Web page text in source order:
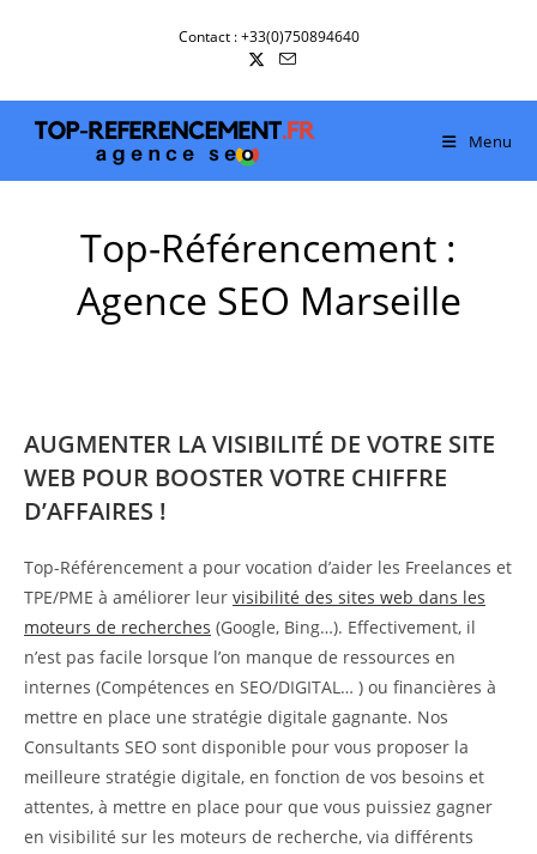
Contact : +33(0)750894640
Menu
Top-Référencement :
Agence SEO Marseille
AUGMENTER LA VISIBILITÉ DE VOTRE SITE
WEB POUR BOOSTER VOTRE CHIFFRE
D’AFFAIRES !
Top-Référencement a pour vocation d’aider les Freelances et
TPE/PME à améliorer leur visibilité des sites web dans les
moteurs de recherches (Google, Bing…). Effectivement, il
n’est pas facile lorsque l’on manque de ressources en
internes (Compétences en SEO/DIGITAL… ) ou financières à
mettre en place une stratégie digitale gagnante. Nos
Consultants SEO sont disponible pour vous proposer la
meilleure stratégie digitale, en fonction de vos besoins et
attentes, à mettre en place pour que vous puissiez gagner
en visibilité sur les moteurs de recherche, via différents